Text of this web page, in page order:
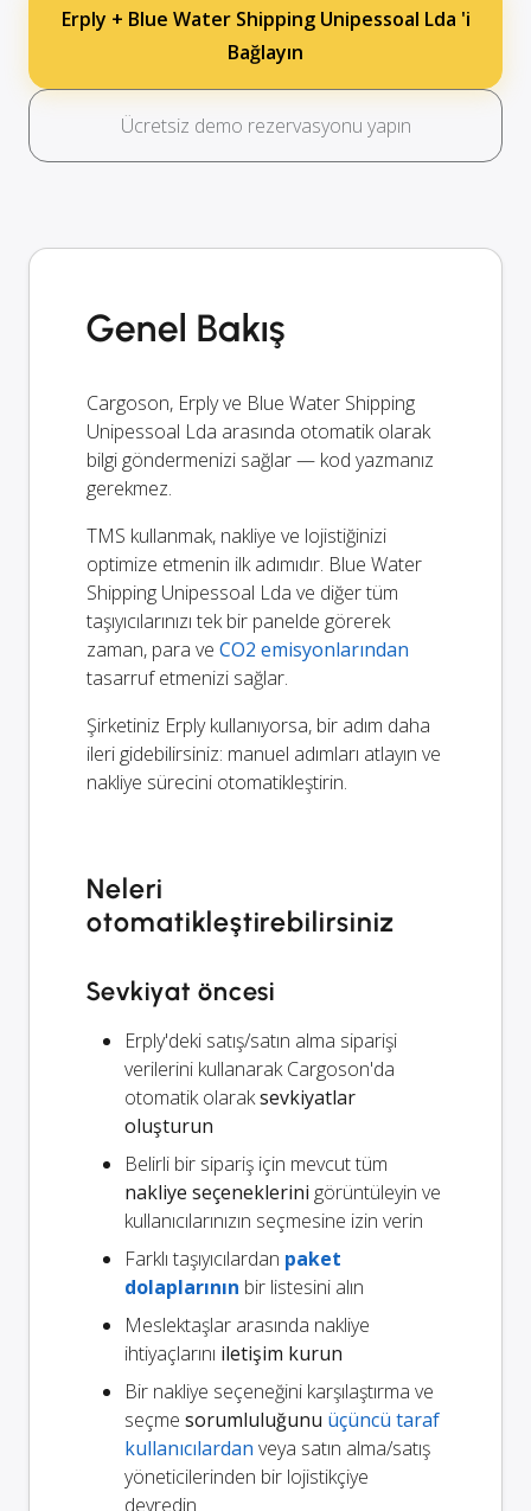
Erply + Blue Water Shipping Unipessoal Lda 'i
Bağlayın
Ücretsiz demo rezervasyonu yapın
Genel Bakış
Cargoson, Erply ve Blue Water Shipping
Unipessoal Lda arasında otomatik olarak
bilgi göndermenizi sağlar — kod yazmanız
gerekmez.
TMS kullanmak, nakliye ve lojistiğinizi
optimize etmenin ilk adımıdır. Blue Water
Shipping Unipessoal Lda ve diğer tüm
taşıyıcılarınızı tek bir panelde görerek
zaman, para ve CO2 emisyonlarından
tasarruf etmenizi sağlar.
Şirketiniz Erply kullanıyorsa, bir adım daha
ileri gidebilirsiniz: manuel adımları atlayın ve
nakliye sürecini otomatikleştirin.
Neleri
otomatikleştirebilirsiniz
Sevkiyat öncesi
Erply'deki satış/satın alma siparişi
verilerini kullanarak Cargoson'da
otomatik olaraksevkiyatlar
oluşturun
Belirli bir sipariş için mevcut tüm
nakliye seçeneklerini görüntüleyin ve
kullanıcılarınızın seçmesine izin verin
Farklı taşıyıcılardan paket
dolaplarının bir listesini alın
Meslektaşlar arasında nakliye
ihtiyaçlarını iletişim kurun
Bir nakliye seçeneğini karşılaştırma ve
seçme sorumluluğunu üçüncü taraf
kullanıcılardan veya satın alma/satış
yöneticilerinden bir lojistikçiye
devredin